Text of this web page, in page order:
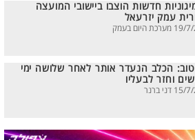
מיגוניות חדשות הוצבו ביישובי המועצה
עמק יזרעאל
היום בעמק
הכלב הנעדר אותר לאחר שלושה ימי
וחזר לבעליו
דני ברנר